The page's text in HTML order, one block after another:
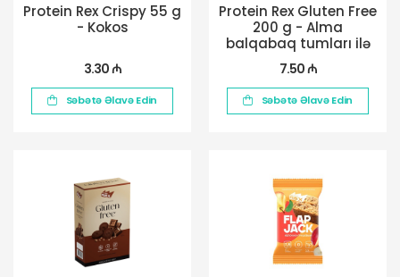
Protein Rex Crispy 55 g
- Kokos
3.30 ₼
Səbətə Əlavə Edin
Protein Rex Gluten Free
200 g - Alma
balqabaq tumları ilə
7.50 ₼
Səbətə Əlavə Edin